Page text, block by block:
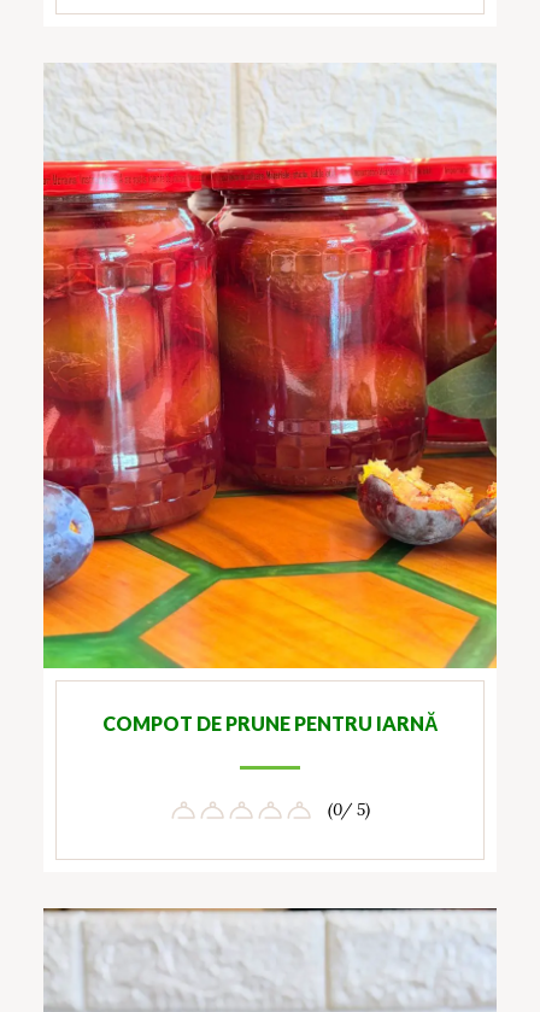
COMPOT DE PRUNE PENTRU IARNĂ
(0/ 5)